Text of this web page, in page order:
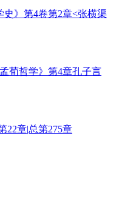
史》第4卷第2章<张横渠
荀哲学》第4章孔子言
22章|总第275章